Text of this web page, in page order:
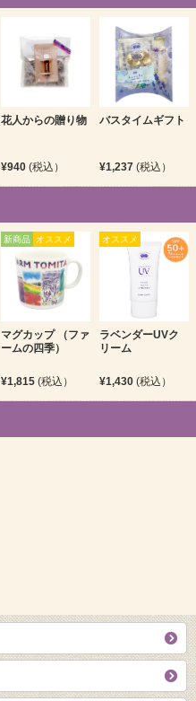
花人からの贈り物
¥940 (税込）
バスタイムギフト
¥1,237 (税込）
新商品 オススメ
マグカップ （ファ
ームの四季）
¥1,815 (税込）
オススメ
ラベンダーUVク
リーム
¥1,430 (税込）